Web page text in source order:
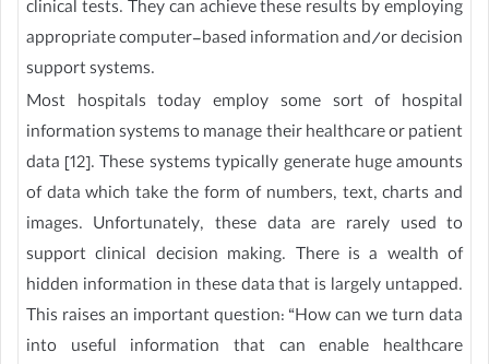
clinical tests. They can achieve these results by employing
appropriate computer-based information and/or decision
support systems.
Most hospitals today employ some sort of hospital
information systems to manage their healthcare or patient
data [12]. These systems typically generate huge amounts
of data which take the form of numbers, text, charts and
images. Unfortunately, these data are rarely used to
support clinical decision making. There is a wealth of
hidden information in these data that is largely untapped.
This raises an important question: “How can we turn data
into useful information that can enable healthcare